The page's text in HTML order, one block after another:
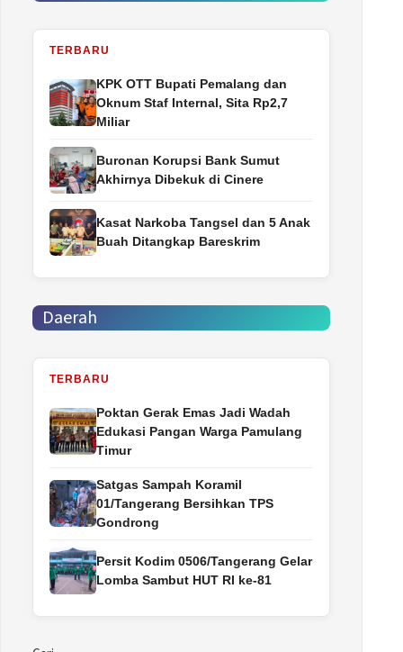
TERBARU
‎KPK OTT Bupati Pemalang dan
Oknum Staf Internal, Sita Rp2,7
Miliar
Buronan Korupsi Bank Sumut
Akhirnya Dibekuk di Cinere
Kasat Narkoba Tangsel dan 5 Anak
Buah Ditangkap Bareskrim
Daerah
TERBARU
Poktan Gerak Emas Jadi Wadah
Edukasi Pangan Warga Pamulang
Timur
Satgas Sampah Koramil
01/Tangerang Bersihkan TPS
Gondrong
Persit Kodim 0506/Tangerang Gelar
Lomba Sambut HUT RI ke-81